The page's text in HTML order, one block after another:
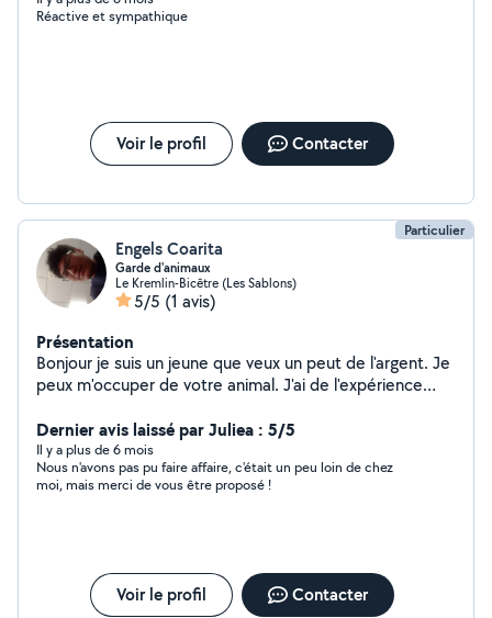
Réactive et sympathique
Voir le profil Contacter
Particulier
Engels Coarita
Garde d'animaux
Le Kremlin-Bicêtre (Les Sablons)
5/5 (1 avis)
Présentation
Bonjour je suis un jeune que veux un peut de l'argent. Je
peux m'occuper de votre animal. J'ai de l'expérience
à 5 minutes à pied de Paris 13 (métro Porte d'Italie).
Comme je suis nouveau sur ce site, j'aimerais avoir des
avis. Je suis donc prêt à prendre soin de vos animaux à
un tarif réduit. Choisissez le tarif qui vous convient ou
Dernier avis laissé par Juliea : 5/5
Il y a plus de 6 mois
Nous n'avons pas pu faire affaire, c'était un peu loin de chez
moi, mais merci de vous être proposé !
Voir le profil Contacter